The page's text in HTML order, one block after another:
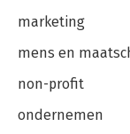
marketing
mens en
non-profit
ondernemen